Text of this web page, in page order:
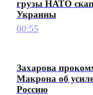
грузы НАТО
Украины
00:55
Захарова
Макрона об
Россию